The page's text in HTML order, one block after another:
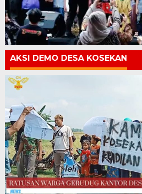
AKSI DEMO DESA KOSEKAN